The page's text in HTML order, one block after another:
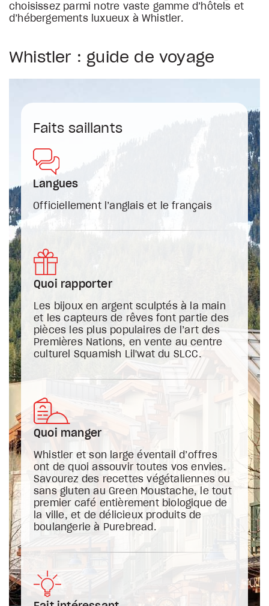
choisissez parmi notre vaste gamme d’hôtels et
d’hébergements luxueux à Whistler.
Whistler : guide de voyage
Faits saillants
Langues
Officiellement l’anglais et le français
Quoi rapporter
Les bijoux en argent sculptés à la main
et les capteurs de rêves font partie des
pièces les plus populaires de l’art des
Premières Nations, en vente au centre
culturel Squamish Lil'wat du SLCC.
Quoi manger
Whistler et son large éventail d’offres
ont de quoi assouvir toutes vos envies.
Savourez des recettes végétaliennes ou
sans gluten au Green Moustache, le tout
premier café entièrement biologique de
la ville, et de délicieux produits de
boulangerie à Purebread.